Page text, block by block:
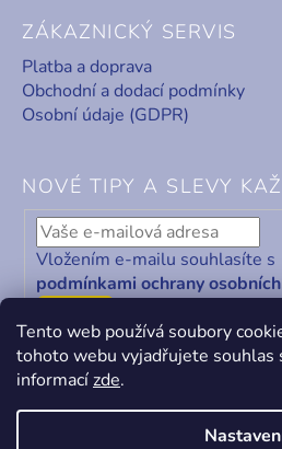
Tento web používá soubory
tohoto webu vyjadřujete souhlas
informacízde.
ZÁKAZNICKÝ SERVIS
Platba a doprava
Obchodní a dodací podmínky
Osobní údaje (GDPR)
NOVÉ TIPY A SLEVY
Vložením e-mailu souhlasíte s
podmínkami ochrany
ODEBÍRAT